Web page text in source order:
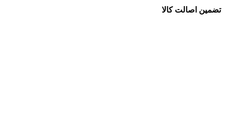
تضمین اصالت کالا